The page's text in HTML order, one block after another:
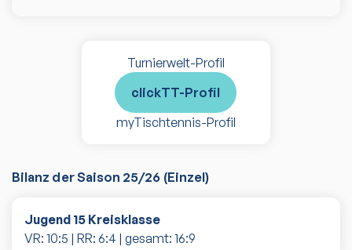
Turnierwelt-Profil
clickTT-Profil
myTischtennis-Profil
Bilanz der Saison 25/26 (Einzel)
Jugend 15 Kreisklasse
VR: 10:5 | RR: 6:4 | gesamt: 16:9